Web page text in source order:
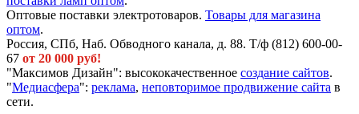
Оптовые поставки электротоваров. Товары для магазина
оптом.
Россия, СПб, Наб. Обводного канала, д. 88. Т/ф (812) 600-00-
67 от 20 000 руб!
"Максимов Дизайн": высококачественное создание сайтов.
"Медиасфера": реклама, неповторимое продвижение сайта в
сети.